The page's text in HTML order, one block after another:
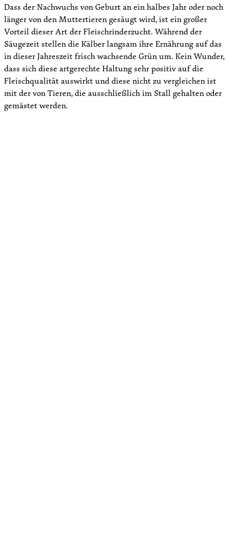
Dass der Nachwuchs von Geburt an ein halbes Jahr oder noch
länger von den Muttertieren gesäugt wird, ist ein großer
Vorteil dieser Art der Fleischrinderzucht. Während der
Säugezeit stellen die Kälber langsam ihre Ernährung auf das
in dieser Jahreszeit frisch wachsende Grün um. Kein Wunder,
dass sich diese artgerechte Haltung sehr positiv auf die
Fleischqualität auswirkt und diese nicht zu vergleichen ist
mit der von Tieren, die ausschließlich im Stall gehalten oder
gemästet werden.